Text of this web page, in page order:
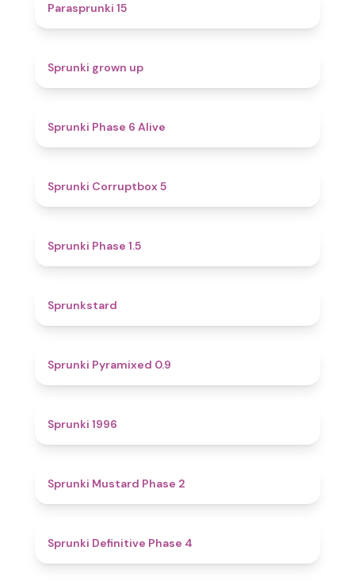
Parasprunki 15
Sprunki grown up
Sprunki Phase 6 Alive
Sprunki Corruptbox 5
Sprunki Phase 1.5
Sprunkstard
Sprunki Pyramixed 0.9
Sprunki 1996
Sprunki Mustard Phase 2
Sprunki Definitive Phase 4